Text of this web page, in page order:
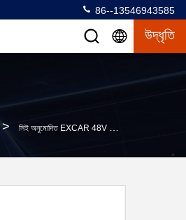
86--13546943585
উদ্ধৃতি
> সিই অনুমোদিত EXCAR 48V 3.7 এম বৈদ্যুতিক গলফ গাড়ী ব্যাটারি চালিত 4 Seater ক্ষিপ্ত গাড়ী